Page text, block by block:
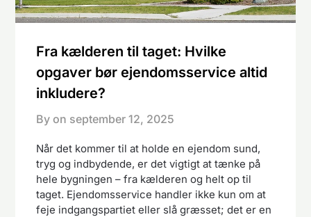
Fra kælderen til taget: Hvilke
opgaver bør ejendomsservice altid
inkludere?
By on september 12, 2025
Når det kommer til at holde en ejendom sund,
tryg og indbydende, er det vigtigt at tænke på
hele bygningen – fra kælderen og helt op til
taget. Ejendomsservice handler ikke kun om at
feje indgangspartiet eller slå græsset; det er en